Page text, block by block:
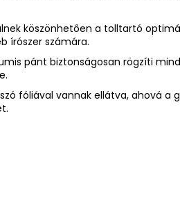
köszönhetően a tolltartó
írószer számára.
pánt biztonságosan rögzíti
fóliával vannak ellátva, ahová a